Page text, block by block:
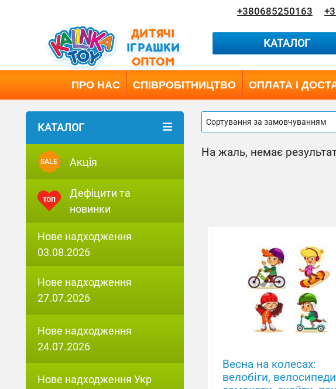
+380685250163
ДИТЯЧІ
ІГРАШКИ
ОПТОМ
КАТАЛОГ
ПРО НАС СПІВРОБІТНИЦТВО ОПЛАТА І
КАТАЛОГ
SALE Акція
Дефіцити та
новинки
Нове надходження
03.08.2026
Нове надходження
27.07.2026
Нове надходження
24.07.2026
Нове надходження Укр
Сортування за замовчуванням
На жаль, немає
Весна на колесах:
велобіги,